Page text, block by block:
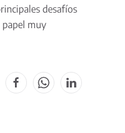
desafíos
papel muy